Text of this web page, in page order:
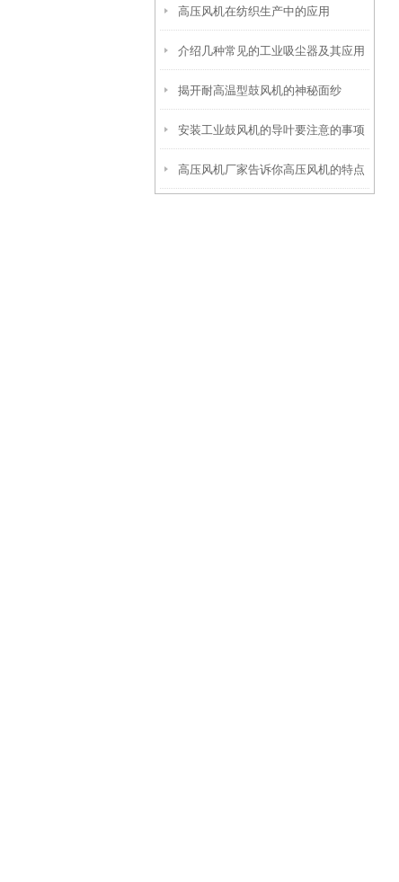
安全型装备
高压风机在纺织生产中的应用
介绍几种常见的工业吸尘器及其应用
领域
揭开耐高温型鼓风机的神秘面纱
安装工业鼓风机的导叶要注意的事项
高压风机厂家告诉你高压风机的特点